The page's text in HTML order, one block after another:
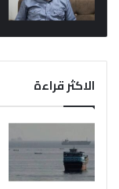
الاكثر قراءة